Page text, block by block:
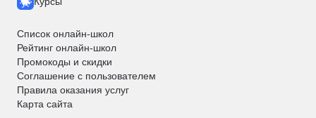
Список онлайн-школ
Рейтинг онлайн-школ
Промокоды и скидки
Соглашение с пользователем
Правила оказания услуг
Карта сайта